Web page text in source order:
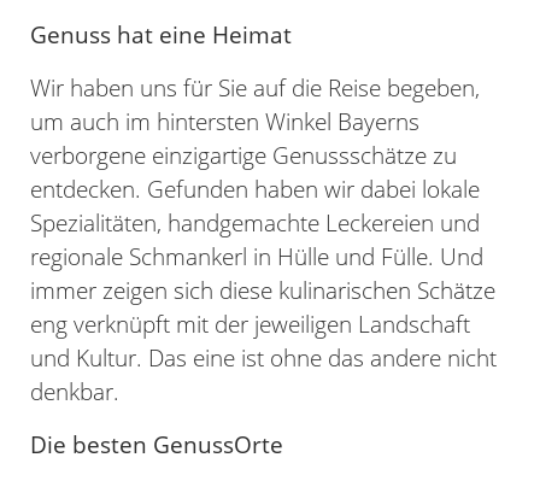
Genuss hat eine Heimat
Wir haben uns für Sie auf die Reise begeben,
um auch im hintersten Winkel Bayerns
verborgene einzigartige Genussschätze zu
entdecken. Gefunden haben wir dabei lokale
Spezialitäten, handgemachte Leckereien und
regionale Schmankerl in Hülle und Fülle. Und
immer zeigen sich diese kulinarischen Schätze
eng verknüpft mit der jeweiligen Landschaft
und Kultur. Das eine ist ohne das andere nicht
denkbar.
Die besten GenussOrte